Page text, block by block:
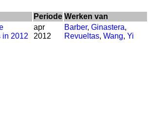
Periode Werken van
in 2012
apr
2012
Barber, Ginastera,
Revueltas, Wang, Yi